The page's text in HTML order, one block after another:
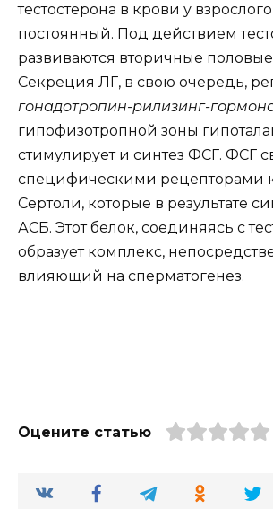
тестостерона в крови у
постоянный. Под действием
развиваются вторичные
Секреция ЛГ, в свою очередь,
гонадотропин-рилизинг-
гипофизотропной зоны
стимулирует и синтез ФСГ. ФСГ
специфическими рецепторами
Сертоли, которые в результате
АСБ. Этот белок, соединяясь с
образует комплекс,
влияющий на сперматогенез.
Оцените статью